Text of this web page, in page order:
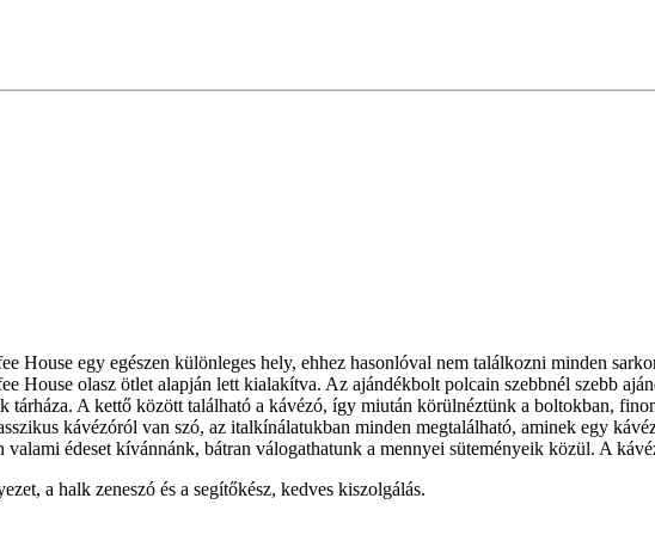
House egy egészen különleges hely, ehhez hasonlóval nem találkozni minden
House olasz ötlet alapján lett kialakítva. Az ajándékbolt polcain szebbnél szebb
tárháza. A kettő között található a kávézó, így miután körülnéztünk a boltokban,
kávézóról van szó, az italkínálatukban minden megtalálható, aminek egy
édeset kívánnánk, bátran válogathatunk a mennyei süteményeik közül. A
a halk zeneszó és a segítőkész, kedves kiszolgálás.